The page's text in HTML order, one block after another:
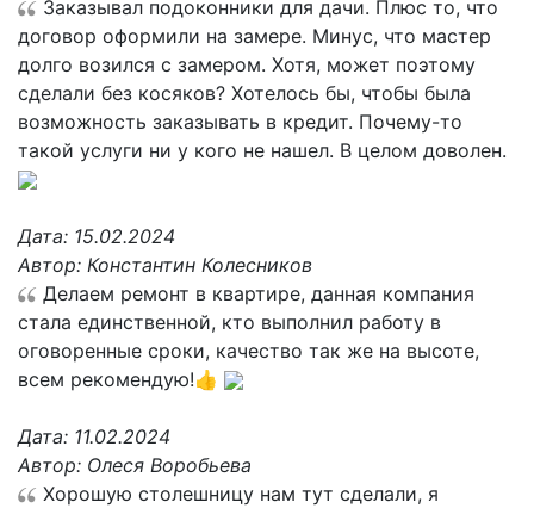
Заказывал подоконники для дачи. Плюс то, что
договор оформили на замере. Минус, что мастер
долго возился с замером. Хотя, может поэтому
сделали без косяков? Хотелось бы, чтобы была
возможность заказывать в кредит. Почему-то
такой услуги ни у кого не нашел. В целом доволен.
Дата: 15.02.2024
Автор: Константин Колесников
Делаем ремонт в квартире, данная компания
стала единственной, кто выполнил работу в
оговоренные сроки, качество так же на высоте,
всем рекомендую!👍
Дата: 11.02.2024
Автор: Олеся Воробьева
Хорошую столешницу нам тут сделали, я